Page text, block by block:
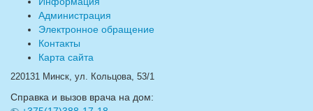
Администрация
Электронное обращение
Контакты
Карта сайта
220131 Минск, ул. Кольцова, 53/1
Справка и вызов врача на дом: